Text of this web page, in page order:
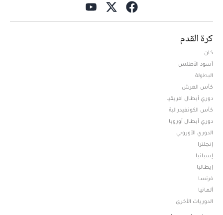
كرة القدم
كان
أسود الأطلس
البطولة
كأس العرش
دوري أبطال افريقيا
كأس الكونفيدرالية
دوري أبطال أوروبا
الدوري الأوروبي
إنجلترا
إسبانيا
إيطاليا
فرنسا
ألمانيا
الدوريات الأخرى